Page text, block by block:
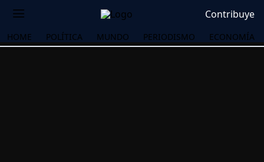
Contribuye
HOME POLÍTICA MUNDO PERIODISMO ECONOMÍA